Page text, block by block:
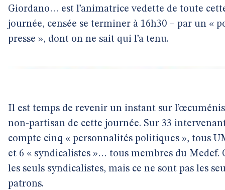
Giordano… est l’animatrice vedette de toute
journée, censée se terminer à 16h30 – par un «
presse », dont on ne sait qui l’a tenu.
Il est temps de revenir un instant sur
non-partisan de cette journée. Sur 33
compte cinq « personnalités politiques », tous
et 6 « syndicalistes »… tous membres du Medef.
les seuls syndicalistes, mais ce ne sont pas les
patrons.